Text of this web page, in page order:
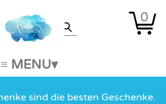
0
≡ MENU
sind die besten Geschenke.